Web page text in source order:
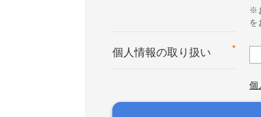
※
を
*
個人情報の取り扱い
個